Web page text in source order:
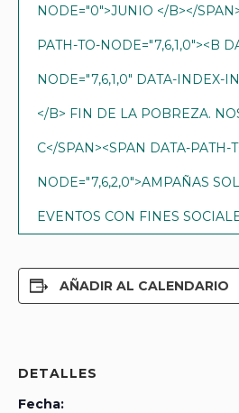
NODE="0">JUNIO </B></
PATH-TO-NODE="7,6,1,0"><B
NODE="7,6,1,0" DATA-INDEX-
</B> FIN DE LA POBREZA.
C</SPAN><SPAN DATA-PATH-
NODE="7,6,2,0">AMPAÑAS
EVENTOS CON FINES
AÑADIR AL CALENDARIO
DETALLES
Fecha: